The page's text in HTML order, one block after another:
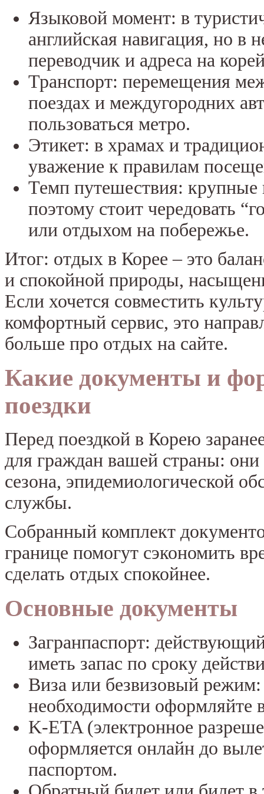
Языковой момент: в
английская навигация, но в
переводчик и адреса на
Транспорт: перемещения
поездах и междугородних
пользоваться метро.
Этикет: в храмах и
уважение к правилам
Темп путешествия:
поэтому стоит чередовать
или отдыхом на побережье.
Итог: отдых в Корее – это
и спокойной природы,
Если хочется совместить
комфортный сервис, это
больше про отдых на сайте.
Какие документы и
поездки
Перед поездкой в Корею
для граждан вашей страны: они
сезона, эпидемиологической
службы.
Собранный комплект
границе помогут сэкономить
сделать отдых спокойнее.
Основные документы
Загранпаспорт:
иметь запас по сроку
Виза или безвизовый режим:
необходимости оформляйте
K-ETA (электронное
оформляется онлайн до
паспортом.